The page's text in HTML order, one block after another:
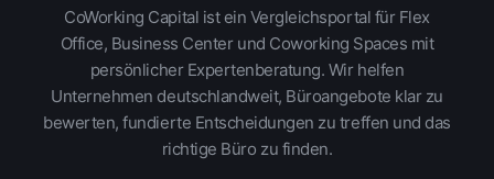
CoWorking Capital ist ein Vergleichsportal für Flex
Office, Business Center und Coworking Spaces mit
persönlicher Expertenberatung. Wir helfen
Unternehmen deutschlandweit, Büroangebote klar zu
bewerten, fundierte Entscheidungen zu treffen und das
richtige Büro zu finden.